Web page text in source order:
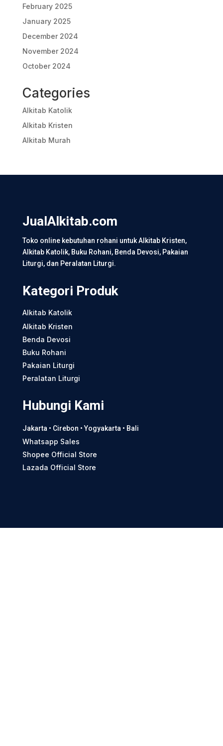
February 2025
January 2025
December 2024
November 2024
October 2024
Categories
Alkitab Katolik
Alkitab Kristen
Alkitab Murah
JualAlkitab.com
Toko online kebutuhan rohani untuk Alkitab Kristen,
Alkitab Katolik, Buku Rohani, Benda Devosi, Pakaian
Liturgi, dan Peralatan Liturgi.
Kategori Produk
Alkitab Katolik
Alkitab Kristen
Benda Devosi
Buku Rohani
Pakaian Liturgi
Peralatan Liturgi
Hubungi Kami
Jakarta • Cirebon • Yogyakarta • Bali
Whatsapp Sales
Shopee Official Store
Lazada Official Store